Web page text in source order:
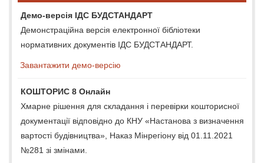
Демо-версія ІДС БУДСТАНДАРТ
Демонстраційна версія електронної бібліотеки
нормативних документів ІДС БУДСТАНДАРТ.
Завантажити демо-версію
КОШТОРИС 8 Онлайн
Хмарне рішення для складання і перевірки кошторисної
документації відповідно до КНУ «Настанова з визначення
вартості будівництва», Наказ Мінрегіону від 01.11.2021
№281 зі змінами.